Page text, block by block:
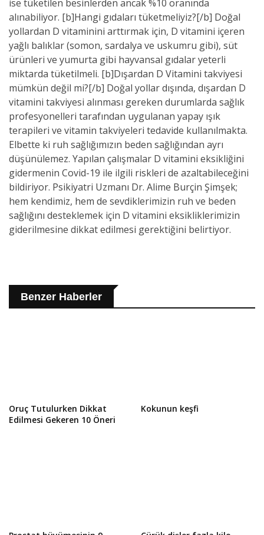
ise tüketilen besinlerden ancak %10 oranında
alınabiliyor. [b]Hangi gıdaları tüketmeliyiz?[/b] Doğal
yollardan D vitaminini arttırmak için, D vitamini içeren
yağlı balıklar (somon, sardalya ve uskumru gibi), süt
ürünleri ve yumurta gibi hayvansal gıdalar yeterli
miktarda tüketilmeli. [b]Dışardan D Vitamini takviyesi
mümkün değil mi?[/b] Doğal yollar dışında, dışardan D
vitamini takviyesi alınması gereken durumlarda sağlık
profesyonelleri tarafından uygulanan yapay ışık
terapileri ve vitamin takviyeleri tedavide kullanılmakta.
Elbette ki ruh sağlığımızın beden sağlığından ayrı
düşünülemez. Yapılan çalışmalar D vitamini eksikliğini
gidermenin Covid-19 ile ilgili riskleri de azaltabileceğini
bildiriyor. Psikiyatri Uzmanı Dr. Alime Burçin Şimşek;
hem kendimiz, hem de sevdiklerimizin ruh ve beden
sağlığını desteklemek için D vitamini eksikliklerimizin
giderilmesine dikkat edilmesi gerektiğini belirtiyor.
Benzer Haberler
Oruç Tutulurken Dikkat
Edilmesi Gekeren 10 Öneri
Kokunun keşfi